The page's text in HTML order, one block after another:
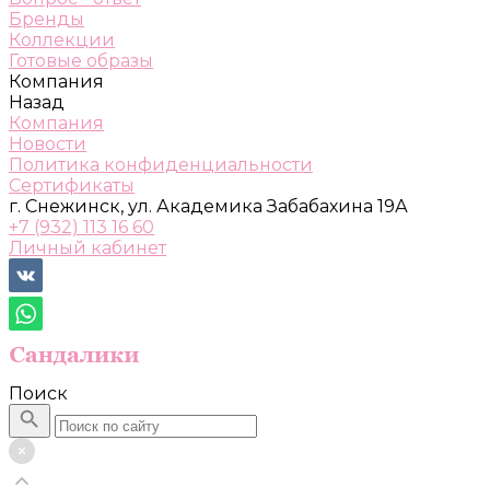
Бренды
Коллекции
Готовые образы
Компания
Назад
Компания
Новости
Политика конфиденциальности
Сертификаты
г. Снежинск, ул. Академика Забабахина 19А
+7 (932) 113 16 60
Личный кабинет
Поиск